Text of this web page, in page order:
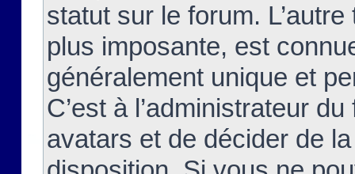
statut sur le forum.
plus imposante, est
généralement unique et
C’est à l’administrateur
avatars et de décider de